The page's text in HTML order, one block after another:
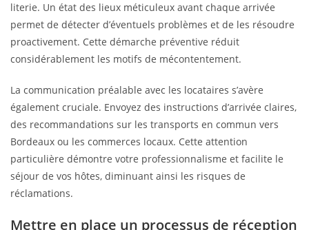
literie. Un état des lieux méticuleux avant chaque arrivée
permet de détecter d’éventuels problèmes et de les résoudre
proactivement. Cette démarche préventive réduit
considérablement les motifs de mécontentement.
La communication préalable avec les locataires s’avère
également cruciale. Envoyez des instructions d’arrivée claires,
des recommandations sur les transports en commun vers
Bordeaux ou les commerces locaux. Cette attention
particulière démontre votre professionnalisme et facilite le
séjour de vos hôtes, diminuant ainsi les risques de
réclamations.
Mettre en place un processus de réception